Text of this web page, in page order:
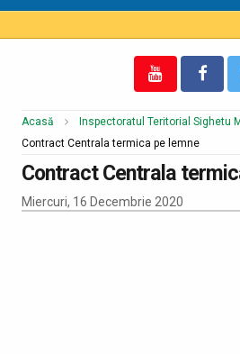
Acasă
Inspectoratul Teritorial Sighetu
Contract Centrala termica pe lemne
Contract Centrala
Miercuri, 16 Decembrie 2020